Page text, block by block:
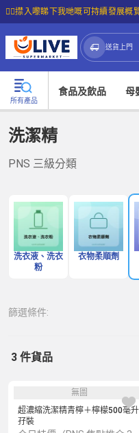
☝🏼㩒入嚟睇下我哋嘅可持續發展概
送貨上門
所有產品
食品及飲品 母
洗潔精
PNS 三級分類
洗衣液、洗衣
粉
衣物柔順劑
篩選條件:
3 件貨品
無圖
超濃縮洗潔精青檸＋檸檬500毫升
孖裝